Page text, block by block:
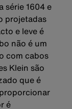
série 1604 e
projetadas
e leve é
não é um
com cabos
Klein são
que é
é